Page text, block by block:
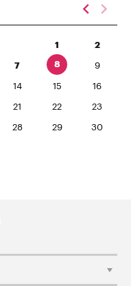
1 2
7 8 9
14 15 16
21 22 23
28 29 30